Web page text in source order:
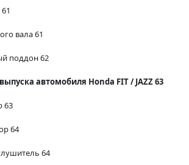
вала 61
поддон 62
автомобиля Honda FIT / JAZZ 63
63
64
64